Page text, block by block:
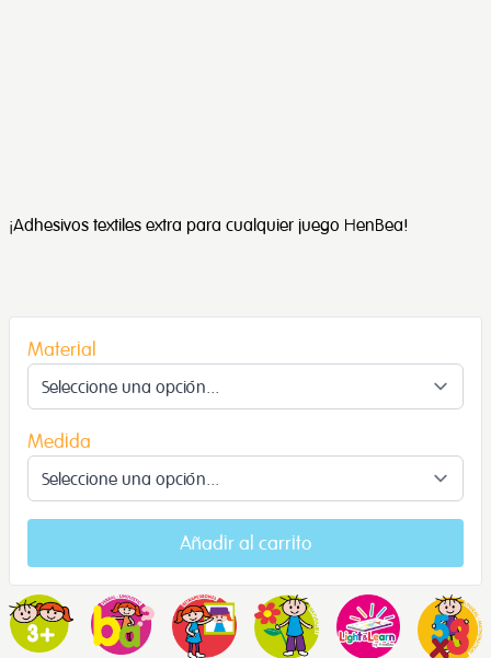
¡Adhesivos textiles extra para cualquier juego HenBea!
Material
Medida
Añadir al carrito